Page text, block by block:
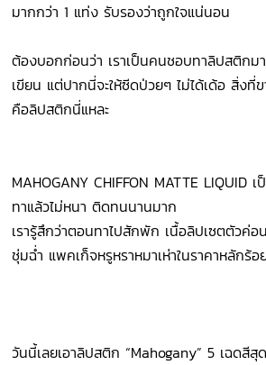
มากกว่า 1 แท่ง รับรองว่าถูกใจแน่นอน
ต้องบอกก่อนว่า เราเป็นคนชอบทาลิปสติกม
เขียน แต่ปากนี่จะให้ซีดป่วยๆ ไม่ได้เด้อ สิ่งที่ข
คือลิปสติกนี่แหละ
MAHOGANY CHIFFON MATTE LIQUID
ทาแล้วไม่หนา ติดทนนานมาก
เรารู้สึกว่าตอนทาไปสักพัก เนื้อลิปเซตตัวค่
ชุ่มฉ่ำ แพคเก็จหรูหราหมาเห่าในราคาหลักร้
วันนี้เลยเอาลิปสติก “Mahogany” 5 เฉดสี